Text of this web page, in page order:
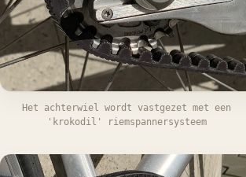
Het achterwiel wordt vastgezet met een
'krokodil' riemspannersysteem